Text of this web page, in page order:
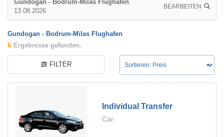
Gundogan - Bodrum-Milas Flughafen
13.08.2026
BEARBEITEN
Gundogan - Bodrum-Milas Flughafen
6 Ergebnisse gefunden.
FILTER
Individual Transfer
Car